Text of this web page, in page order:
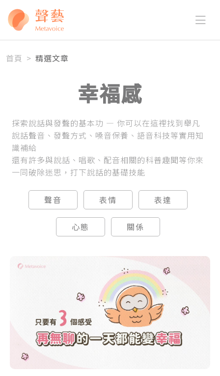
首頁 > 精選文章
幸福感
探索說話與發聲的基本功 — 你可以在這裡找到舉凡
說話聲音、發聲方式、嗓音保養、語音科技等實用知
識補給
還有許多與說話、唱歌、配音相關的科普趣聞等你來
一同破除迷思，打下說話的基礎技能
聲音 表情 表達
心態 關係